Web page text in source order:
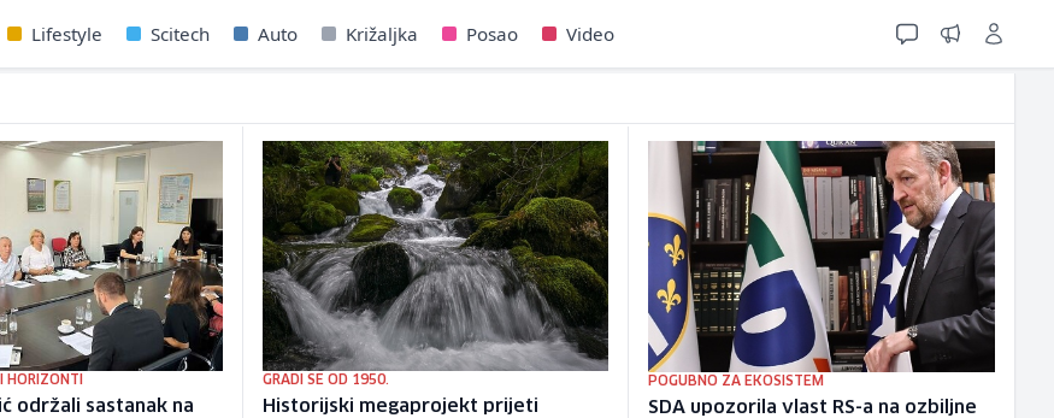
Lifestyle Scitech Auto Križaljka Posao Video
HORIZONTI
održali sastanak na
GRADI SE OD 1950.
Historijski megaprojekt prijeti
POGUBNO ZA EKOSISTEM
SDA upozorila vlast RS-a na ozbiljne